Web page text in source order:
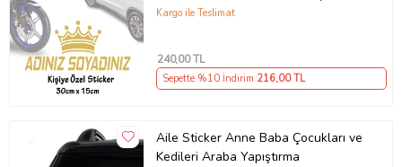
Kargo ile Teslimat
240,00 TL
Sepette %10 İndirim 216,00 TL
Aile Sticker Anne Baba Çocukları ve
Kedileri Araba Yapıştırma